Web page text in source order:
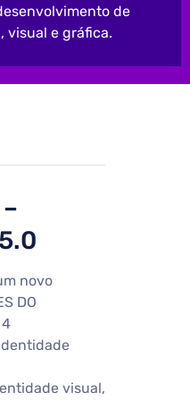
de
visual e gráfica.
novo
DO
4
visual,